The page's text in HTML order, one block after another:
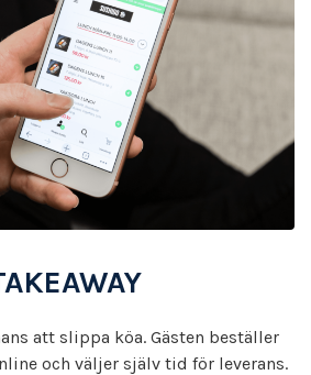
att slippa köa. Gästen beställer
och väljer själv tid för leverans.